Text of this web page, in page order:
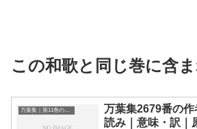
この和歌と同じ巻に含
万葉集｜第11巻の和歌一覧
万葉集2679番の作
読み｜意味・訳｜